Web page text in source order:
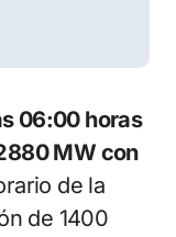
MW con
de la
de 1400